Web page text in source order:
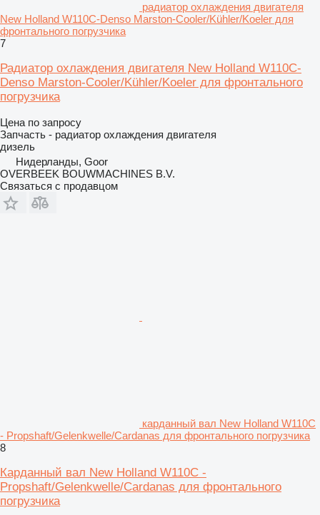
радиатор охлаждения двигателя
New Holland W110C-Denso Marston-Cooler/Kühler/Koeler для
фронтального погрузчика
7
Радиатор охлаждения двигателя New Holland W110C-
Denso Marston-Cooler/Kühler/Koeler для фронтального
погрузчика
Цена по запросу
Запчасть - радиатор охлаждения двигателя
дизель
Нидерланды, Goor
OVERBEEK BOUWMACHINES B.V.
Связаться с продавцом
карданный вал New Holland W110C
- Propshaft/Gelenkwelle/Cardanas для фронтального погрузчика
8
Карданный вал New Holland W110C -
Propshaft/Gelenkwelle/Cardanas для фронтального
погрузчика